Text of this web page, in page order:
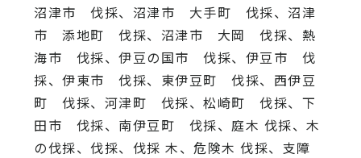
沼津市 伐採、沼津市 大手町 伐採、沼津
市 添地町 伐採、沼津市 大岡 伐採、熱
海市 伐採、伊豆の国市 伐採、伊豆市 伐
採、伊東市 伐採、東伊豆町 伐採、西伊豆
町 伐採、河津町 伐採、松崎町 伐採、下
田市 伐採、南伊豆町 伐採、庭木 伐採、木
の伐採、伐採、伐採 木、危険木 伐採、支障